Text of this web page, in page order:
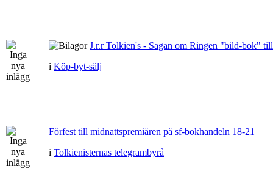
J.r.r Tolkien's - Sagan om Ringen "bild-bok"
i Köp-byt-sälj
Förfest till midnattspremiären på sf-bokhandeln 18-21
i Tolkienisternas telegrambyrå